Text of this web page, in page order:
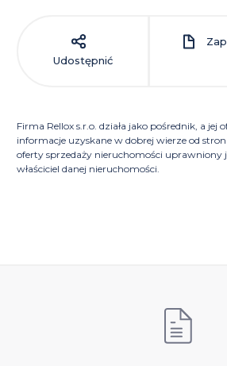
Udostępnić
Firma Rellox s.r.o. działa jako pośrednik, a jej
informacje uzyskane w dobrej wierze od stron
oferty sprzedaży nieruchomości uprawniony
właściciel danej nieruchomości.